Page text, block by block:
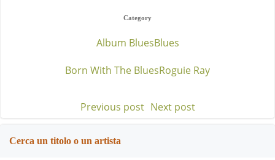
Category
Album BluesBlues
Born With The BluesRoguie Ray
Post
navigation
Previous post Post
Next post
Cerca un titolo o un artista